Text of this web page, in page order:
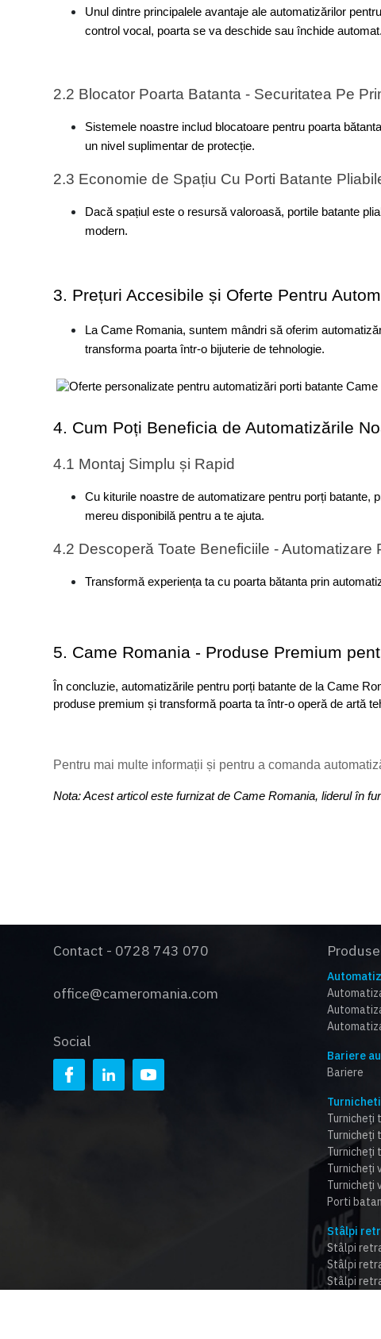
Unul dintre principalele avantaje ale automatizărilor
control vocal, poarta se va deschide sau închide automat.
2.2 Blocator Poarta Batanta - Securitatea Pe
Sistemele noastre includ blocatoare pentru poarta
un nivel suplimentar de protecție.
2.3 Economie de Spațiu Cu Porti
Dacă spațiul este o resursă valoroasă, portile batante pli‌abile reprezintă o soluție ingenioasă. Acestea se pliază compact, economisind spațiu și oferind totodată un aspect estetic
modern.
3. Prețuri Accesibile și Oferte Pentru
La Came Romania, suntem mândri să oferim
transforma poarta într-o bijuterie de tehnologie.
4. Cum Poți Beneficia de Automatizările
4.1 Montaj Simplu și Rapid
Cu kiturile noastre de automatizare pentru porți batante,
mereu disponibilă pentru a te ajuta.
4.2 Descoperă Toate Beneficiile - Automatizare
Transformă experiența ta cu poarta bătanta prin
5. Came Romania - Produse Premium
În concluzie, automatizările pentru porți batante de la Came
produse premium și transformă poarta ta într-o operă de artă
Pentru mai multe informații și pentru a comanda
Nota: Acest articol este furnizat de Came Romania, liderul în
Contact - 0728 743 070
office@cameromania.com
Social
Bariere
Bariere
Turnicheti
Turnicheți
Turnicheți
Turnicheți
Turnicheți
Porti
Stâlpi
Stâlpi
Stâlpi
Stâlpi